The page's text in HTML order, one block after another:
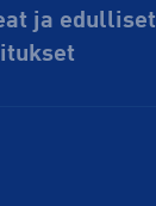
ja edulliset